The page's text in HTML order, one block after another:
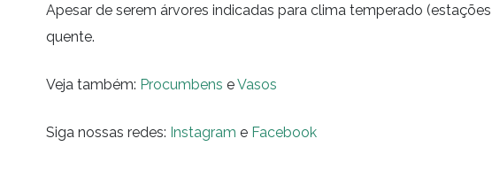
Apesar de serem árvores indicadas para clima temperado
quente.
Veja também: Procumbens eVasos
Siga nossas redes: Instagram e Facebook